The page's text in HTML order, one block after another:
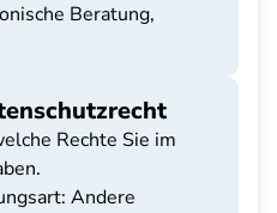
Beratung,
Rechte Sie im
Andere